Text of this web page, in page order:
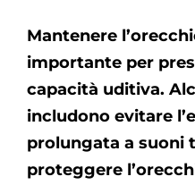
Mantenere
importante per
capacità uditiva.
includono evitare
prolungata a suoni
proteggere